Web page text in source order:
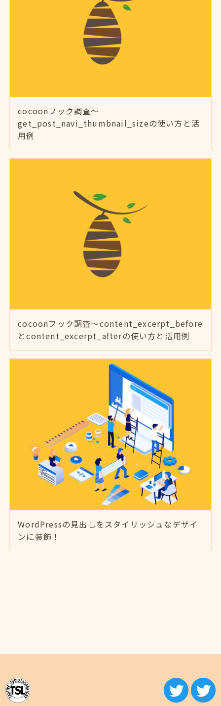
cocoonフック調査～
get_post_navi_thumbnail_sizeの使い方と活
用例
cocoonフック調査～content_excerpt_before
とcontent_excerpt_afterの使い方と活用例
WordPressの見出しをスタイリッシュなデザイ
ンに装飾！